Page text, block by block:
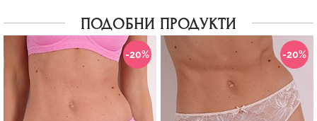
ПОДОБНИ ПРОДУКТИ
-20% -20%